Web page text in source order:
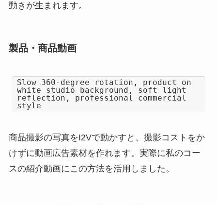
動きが生まれます。
製品・商品動画
Slow 360-degree rotation, product on
white studio background, soft light
reflection, professional commercial
style
商品撮影の写真をI2Vで動かすと、撮影コストをか
けずに動画広告素材を作れます。実際に私のコー
スの紹介動画にこの方法を活用しました。